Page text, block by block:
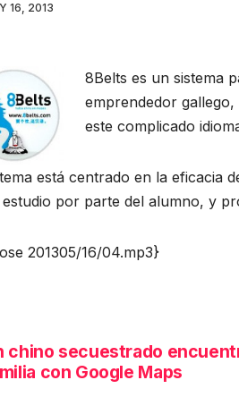
16, 2013
8Belts es un sistema
emprendedor
este complicado
está centrado en la eficacia
por parte del alumno, y
201305/16/04.mp3}
chino secuestrado
con Google Maps